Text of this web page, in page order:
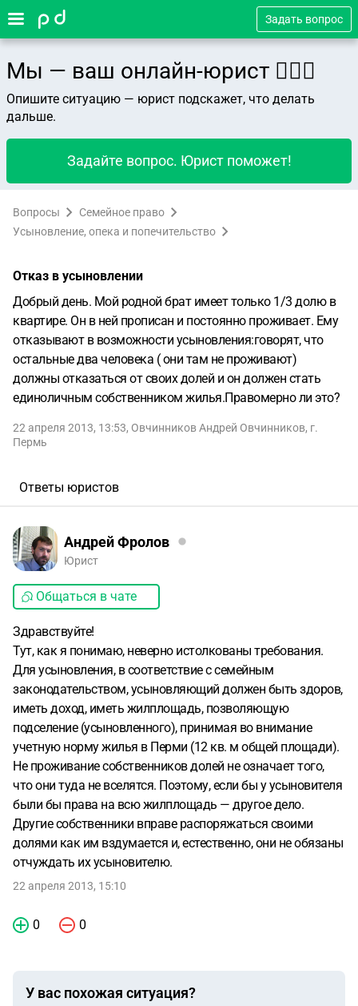
Задать вопрос
Мы — ваш онлайн-юрист 👨🏻‍⚖️
Опишите ситуацию — юрист подскажет, что делать
дальше.
Задайте вопрос. Юрист поможет!
Вопросы
Семейное право
Усыновление, опека и попечительство
Отказ в усыновлении
Добрый день. Мой родной брат имеет только 1/3 долю в
квартире. Он в ней прописан и постоянно проживает. Ему
отказывают в возможности усыновления:говорят, что
остальные два человека ( они там не проживают)
должны отказаться от своих долей и он должен стать
единоличным собственником жилья.Правомерно ли это?
22 апреля 2013, 13:53, Овчинников Андрей Овчинников, г.
Пермь
Ответы юристов
Андрей Фролов
Юрист
Общаться в чате
Здравствуйте!
Тут, как я понимаю, неверно истолкованы требования.
Для усыновления, в соответствие с семейным
законодательством, усыновляющий должен быть здоров,
иметь доход, иметь жилплощадь, позволяющую
подселение (усыновленного), принимая во внимание
учетную норму жилья в Перми (12 кв. м общей площади).
Не проживание собственников долей не означает того,
что они туда не вселятся. Поэтому, если бы у усыновителя
были бы права на всю жилплощадь — другое дело.
Другие собственники вправе распоряжаться своими
долями как им вздумается и, естественно, они не обязаны
отчуждать их усыновителю.
22 апреля 2013, 15:10
0 0
У вас похожая ситуация?